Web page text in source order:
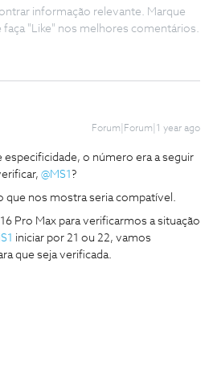
informação relevante. Marque
"Like" nos melhores comentários.
Forum|Forum|1 year ago
especificidade, o número era a seguir
@MS1 ?
que nos mostra seria compatível.
Pro Max para verificarmos a situação
iniciar por 21 ou 22, vamos
que seja verificada.